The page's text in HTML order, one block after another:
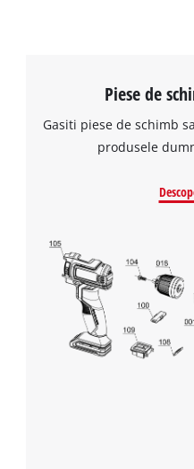
Piese de
Gasiti piese de schimb
produsele